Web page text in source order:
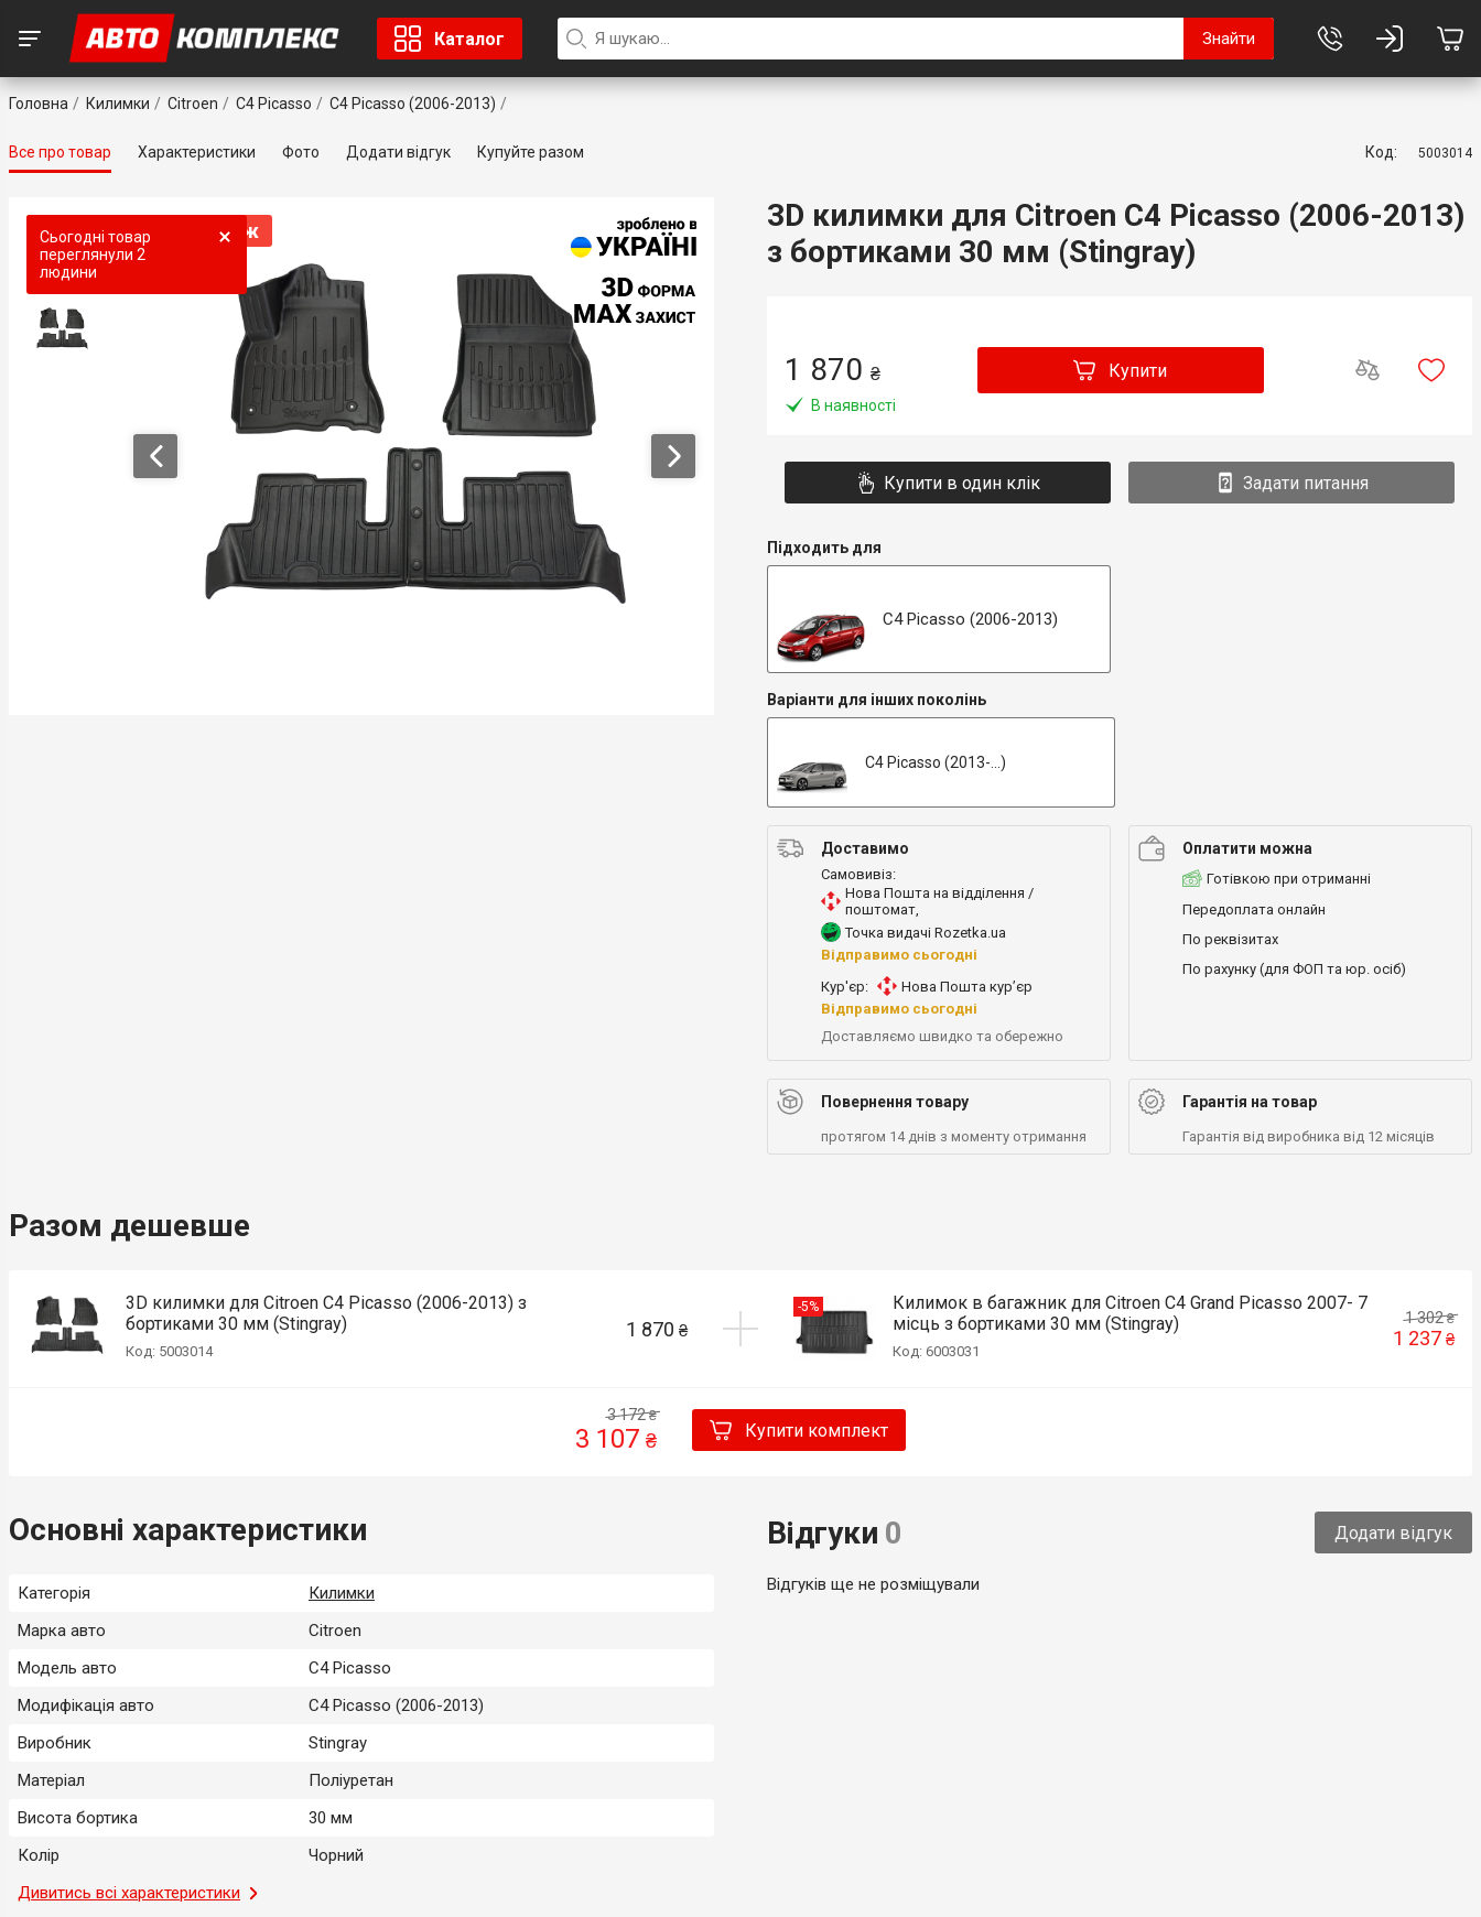
Каталог Знайти
Головна Килимки Citroen C4 Picasso C4 Picasso (2006-2013)
Все про товар Характеристики Фото Додати відгук Купуйте разом Код: 5003014
Сьогодні товар
переглянули 2
людини
Топ продаж
Топ продаж
3D килимки для Citroen C4 Picasso (2006-2013)
з бортиками 30 мм (Stingray)
1 870 ₴
В наявності
Купити
Купити в один клік Задати питання
Підходить для
C4 Picasso (2006-2013)
Варіанти для інших поколінь
C4 Picasso (2013-...)
Доставимо
Самовивіз:
Нова Пошта на відділення /
поштомат,
Точка видачі Rozetka.ua
Відправимо сьогодні
Кур'єр:
Нова Пошта кур’єр
Відправимо сьогодні
Доставляємо швидко та обережно
Оплатити можна
Готівкою при отриманні
Передоплата онлайн
По реквізитах
По рахунку (для ФОП та юр. осіб)
Повернення товару
протягом 14 днів з моменту отримання
Гарантія на товар
Гарантія від виробника від 12 місяців
Разом дешевше
3D килимки для Citroen C4 Picasso (2006-2013) з
бортиками 30 мм (Stingray)
Код: 5003014
1 870 ₴
-5%
Килимок в багажник для Citroen C4 Grand Picasso 2007- 7
місць з бортиками 30 мм (Stingray)
Код: 6003031
1 302₴
1 237 ₴
3 172₴
3 107 ₴ Купити комплект
Основні характеристики
Категорія
Килимки
Марка авто
Citroen
Модель авто
C4 Picasso
Модифікація авто
C4 Picasso (2006-2013)
Виробник
Stingray
Матеріал
Поліуретан
Висота бортика
30 мм
Колір
Чорний
Місце застосування
Дивитись всі характеристики
Відгуки 0 Додати відгук
Відгуків ще не розміщували